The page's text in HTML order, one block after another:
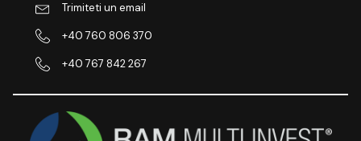
Trimiteti un email
+40 760 806 370
+40 767 842 267